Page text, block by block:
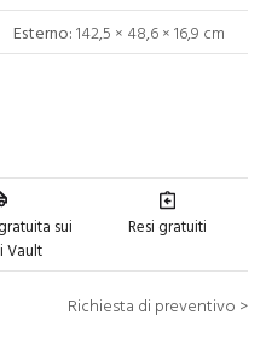
Esterno:142,5 × 48,6 × 16,9 cm
sui
Vault
Resi gratuiti
Richiesta di preventivo >